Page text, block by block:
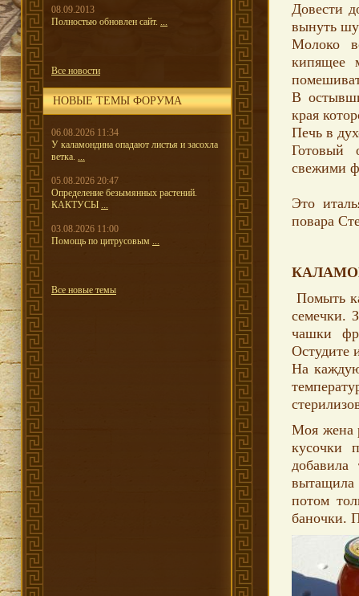
08.09.2013
Полностью обновлен сайт. ...
Все новости
НОВЫЕ ТЕМЫ ФОРУМА
06.08.2026 11:34
У каламондина опадают листья и засохла
ветка. ...
05.08.2026 20:47
Определение безымянных растений.
КАКТУСЫ ...
03.08.2026 11:00
Помощь по цитрусовым ...
Все новые темы
Довести
вынуть
Молоко
кипящее
В
края
Печь в
Готовый
свежими
Это
повара
Помыть
семечки.
чашки
Остудите
На
Моя жена
кусочки
вытащила
потом
баночки.